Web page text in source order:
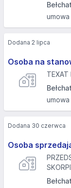
Osoba na
TEXAT
Dodana 2 lipca
Osoba
Dodana 30 czerwca